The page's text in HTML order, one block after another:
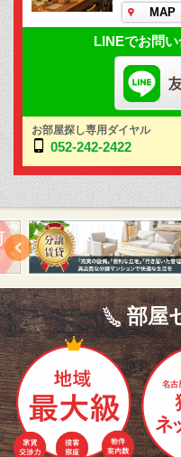
MAP
LINEでお問
お部屋探し専用ダイヤル
052-242-2422
部屋